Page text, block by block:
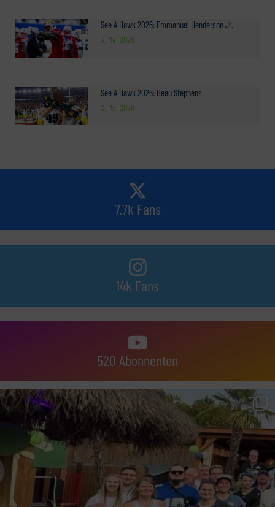
See A Hawk 2026: Emmanuel Henderson Jr.
3. Mai 2026
See A Hawk 2026: Beau Stephens
2. Mai 2026
7.7k Fans
14k Fans
520 Abonnenten